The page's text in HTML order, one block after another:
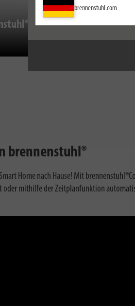
brennenstuhl.com
Smarte
brennenstuhl®
Home nach Hause! Mit
mithilfe der Zeitplanfunktion